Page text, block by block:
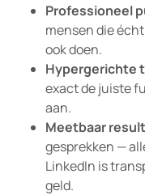
Professioneel
mensen die
ook doen.
Hypergerichte
exact de juiste
aan.
Meetbaar
gesprekken —
LinkedIn is
geld.